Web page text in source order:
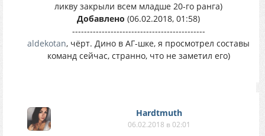
ликву закрыли всем младше 20-го ранга)
Добавлено (06.02.2018, 01:58)
---------------------------------------------
aldekotan, чёрт. Дино в АГ-шке, я просмотрел составы
команд сейчас, странно, что не заметил его)
Hardtmuth
06.02.2018 в 02:01